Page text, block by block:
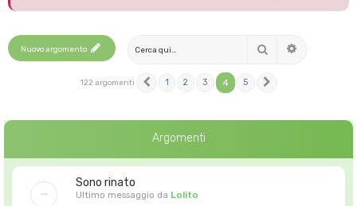
Nuovo argomento Cerca
122 argomenti Precedente
1 2 3 4 5
Argomenti
Sono rinato
Ultimo messaggio da Lolito